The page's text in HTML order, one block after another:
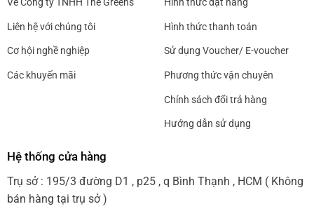
Về Công ty TNHH The Greens
Liên hệ với chúng tôi
Cơ hội nghề nghiệp
Các khuyến mãi
Hình thức đặt hàng
Hình thức thanh toán
Sử dụng Voucher/ E-voucher
Phương thức vận chuyên
Chính sách đổi trả hàng
Hướng dẫn sử dụng
Hệ thống cửa hàng
Trụ sở : 195/3 đường D1 , p25 , q Bình Thạnh , HCM ( Không
bán hàng tại trụ sở )